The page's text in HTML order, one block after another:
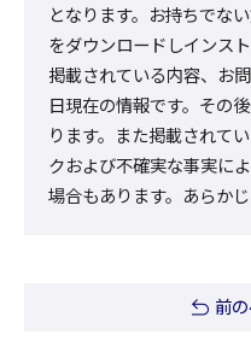
となります。お持ちでな
をダウンロードしインス
掲載されている内容、お
日現在の情報です。その
ります。また掲載されて
クおよび不確実な事実に
場合もあります。あらか
前